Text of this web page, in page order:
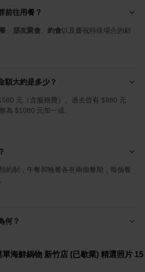
前往用餐？
朋友聚會 約會以及慶祝特殊場合的顧
額大約是多少？
元（含服務費）。過去曾有 $980 元
為 $1080 元加一成。
約制，午餐和晚餐各有兩個餐期，每個餐
何？
海鮮鍋物 新竹店 (已歇業) 精選照片 15